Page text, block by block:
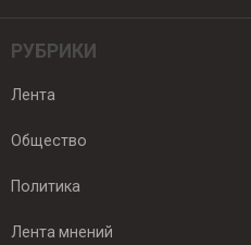
РУБРИКИ
Лента
Общество
Политика
Лента мнений